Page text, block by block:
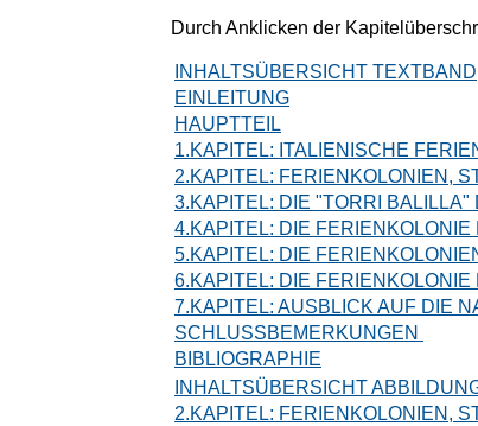
Durch Anklicken der
INHALTSÜBERSICHT TEXTBAND
EINLEITUNG
HAUPTTEIL
1.KAPITEL: ITALIENISCHE
2.KAPITEL: FERIENKOLONIEN,
3.KAPITEL: DIE "TORRI BALILLA"
4.KAPITEL: DIE FERIENKOLONIE
5.KAPITEL: DIE
6.KAPITEL: DIE FERIENKOLONIE
7.KAPITEL: AUSBLICK AUF DIE
SCHLUSSBEMERKUNGEN
BIBLIOGRAPHIE
INHALTSÜBERSICHT
2.KAPITEL: FERIENKOLONIEN,